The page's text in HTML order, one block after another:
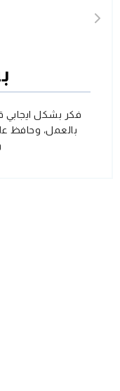
فكر بشكل ايجابي
بالعمل، وحافظ